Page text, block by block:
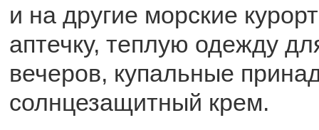
и на другие морские
аптечку, теплую одежду
вечеров, купальные
солнцезащитный крем.